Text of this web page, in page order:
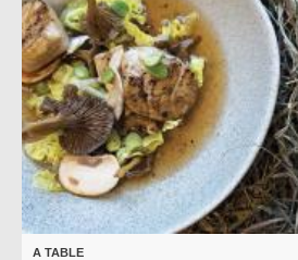
A TABLE